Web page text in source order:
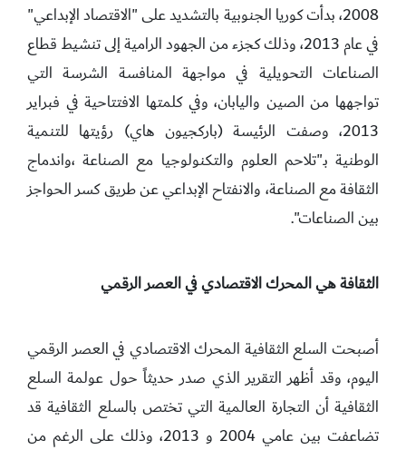
2008، بدأت كوريا الجنوبية بالتشديد على "الاقتصاد الإبداعي"
في عام 2013، وذلك كجزء من الجهود الرامية إلى تنشيط قطاع
الصناعات التحويلية في مواجهة المنافسة الشرسة التي
تواجهها من الصين واليابان، وفي كلمتها الافتتاحية في فبراير
2013، وصفت الرئيسة (باركجيون هاي) رؤيتها للتنمية
الوطنية بـ"تلاحم العلوم والتكنولوجيا مع الصناعة ،واندماج
الثقافة مع الصناعة، والانفتاح الإبداعي عن طريق كسر الحواجز
بين الصناعات".
الثقافة هي المحرك الاقتصادي في العصر الرقمي
أصبحت السلع الثقافية المحرك الاقتصادي في العصر الرقمي
اليوم، وقد أظهر التقرير الذي صدر حديثاً حول عولمة السلع
الثقافية أن التجارة العالمية التي تختص بالسلع الثقافية قد
تضاعفت بين عامي 2004 و 2013، وذلك على الرغم من